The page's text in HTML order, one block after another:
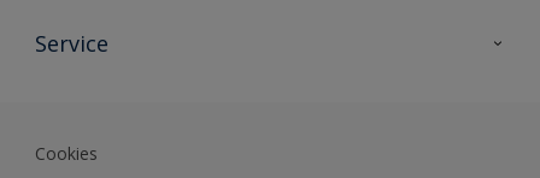
Metallschutz
Farbkollektionen
Farb-Tools
Service
Sikkens Akademie
Cookies